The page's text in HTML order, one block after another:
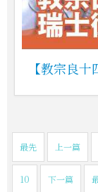
【教宗良
最先 上一篇
10 下一篇